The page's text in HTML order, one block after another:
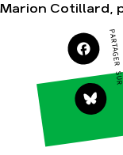
S'engager
Agir au
Soutenir les
campagnes
ou partie
Télécharger
Marion Cotillard,